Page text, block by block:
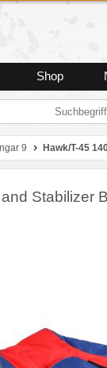
Shop
9 Hawk/T-45
Stabilizer